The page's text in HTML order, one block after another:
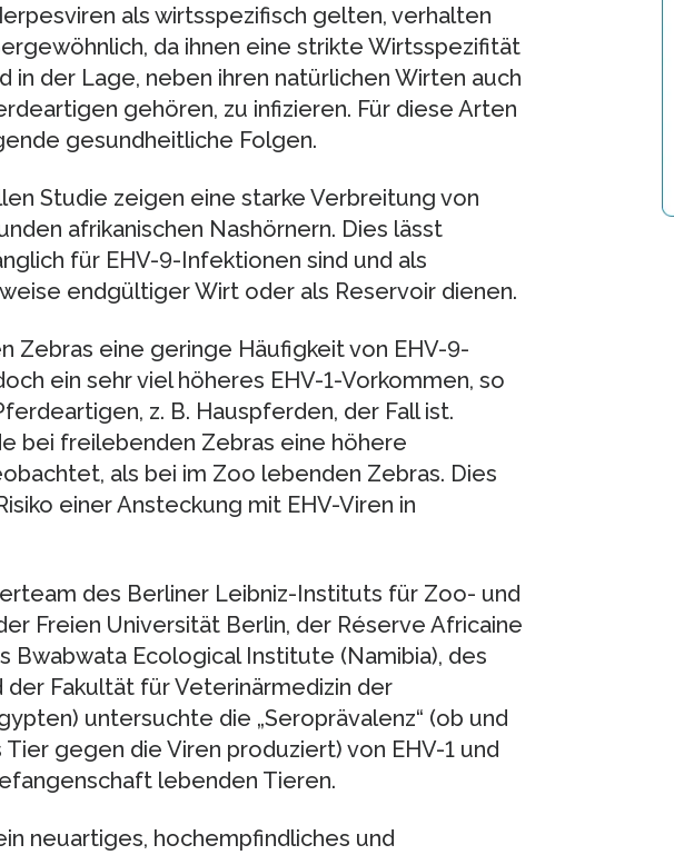
als wirtsspezifisch gelten, verhalten
da ihnen eine strikte Wirtsspezifität
in der Lage, neben ihren natürlichen Wirten auch
gehören, zu infizieren. Für diese Arten
gesundheitliche Folgen.
Studie zeigen eine starke Verbreitung von
afrikanischen Nashörnern. Dies lässt
für EHV-9-Infektionen sind und als
endgültiger Wirt oder als Reservoir dienen.
Zebras eine geringe Häufigkeit von EHV-9-
ein sehr viel höheres EHV-1-Vorkommen, so
z. B. Hauspferden, der Fall ist.
bei freilebenden Zebras eine höhere
als bei im Zoo lebenden Zebras. Dies
einer Ansteckung mit EHV-Viren in
des Berliner Leibniz-Instituts für Zoo- und
Freien Universität Berlin, der Réserve Africaine
Bwabwata Ecological Institute (Namibia), des
der Fakultät für Veterinärmedizin der
untersuchte die „Seroprävalenz“ (ob und
gegen die Viren produziert) von EHV-1 und
lebenden Tieren.
neuartiges, hochempfindliches und